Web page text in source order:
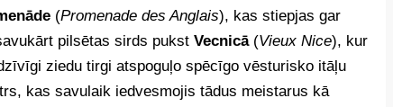
(Promenade des Anglais), kas stiepjas gar
pilsētas sirds pukst Vecnicā(Vieux Nice), kur
ziedu tirgi atspoguļo spēcīgo vēsturisko itāļu
kas savulaik iedvesmojis tādus meistarus kā